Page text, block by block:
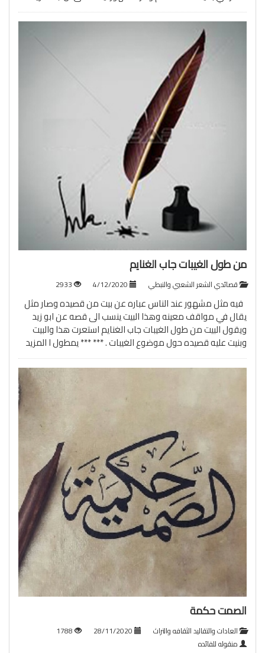
من طول الغيبات جاب الغنايم
قصائدي الشعر الشعبي والنبطي 2933
فيه مثل مشهور عند الناس عباره عن بيت من قصيده وصار مثل
يقال في مواقف معينه وهذا البيت ينسب الى قصه عن ابو زيد
ويقول البيت من طول الغيبات جاب الغنايم استعرت هذا والبيت
وبنيت عليه قصيده حول موضوع الغيبات . *** *** يمطول االمزيد
الصمت حكمة
العادات والتقاليد الثقافه والتراث
1788
منقوله للفائده